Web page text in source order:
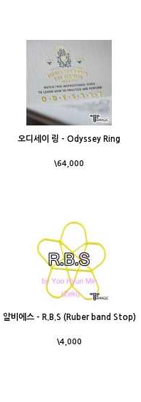
오디세이 링 - Odyssey Ring
\64,000
알비에스 - R.B.S (Ruber band Stop)
\4,000